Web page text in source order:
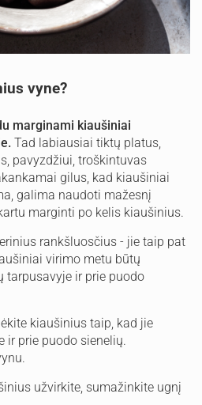
vyne?
marginami kiaušiniai
Tad labiausiai tiktų platus,
pavyzdžiui, troškintuvas
gilus, kad kiaušiniai
galima naudoti mažesnį
marginti po kelis kiaušinius.
rankšluosčius - jie taip pat
virimo metu būtų
tarpusavyje ir prie puodo
kiaušinius taip, kad jie
ir prie puodo sienelių.
užvirkite, sumažinkite ugnį